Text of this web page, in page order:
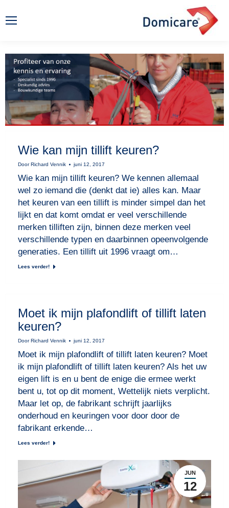
Wie kan mijn tillift keuren?
DoorRichard Vennik juni 12, 2017
Wie kan mijn tillift keuren? We kennen allemaal
wel zo iemand die (denkt dat ie) alles kan. Maar
het keuren van een tillift is minder simpel dan het
lijkt en dat komt omdat er veel verschillende
merken tilliften zijn, binnen deze merken veel
verschillende typen en daarbinnen opeenvolgende
generaties. Een tillift uit 1996 vraagt om…
Lees verder!
Moet ik mijn plafondlift of tillift laten
keuren?
DoorRichard Vennik juni 12, 2017
Moet ik mijn plafondlift of tillift laten keuren? Moet
ik mijn plafondlift of tillift laten keuren? Als het uw
eigen lift is en u bent de enige die ermee werkt
bent u, tot op dit moment, Wettelijk niets verplicht.
Maar let op, de fabrikant schrijft jaarlijks
onderhoud en keuringen voor door door de
fabrikant erkende…
Lees verder!
JUN
12